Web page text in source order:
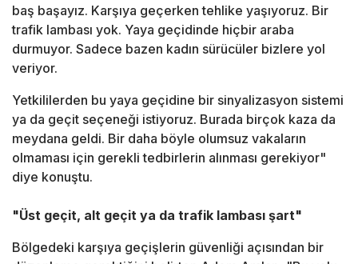
baş başayız. Karşıya geçerken tehlike yaşıyoruz. Bir
trafik lambası yok. Yaya geçidinde hiçbir araba
durmuyor. Sadece bazen kadın sürücüler bizlere yol
veriyor.
Yetkililerden bu yaya geçidine bir sinyalizasyon sistemi
ya da geçit seçeneği istiyoruz. Burada birçok kaza da
meydana geldi. Bir daha böyle olumsuz vakaların
olmaması için gerekli tedbirlerin alınması gerekiyor"
diye konuştu.
"Üst geçit, alt geçit ya da trafik lambası şart"
Bölgedeki karşıya geçişlerin güvenliği açısından bir